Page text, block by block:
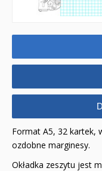
Dyplomy dla
Encyklopedie,
Edukacja
Emocje i wartości
Kreatywne
Książki religijne
Komiksy
Format A5, 32 kartek,
ozdobne marginesy.
Okładka zeszytu jest